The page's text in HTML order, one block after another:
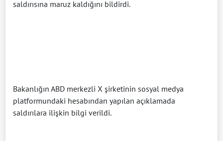
saldırısına maruz kaldığını bildirdi.
Bakanlığın ABD merkezli X şirketinin sosyal medya
platformundaki hesabından yapılan açıklamada
saldırılara ilişkin bilgi verildi.